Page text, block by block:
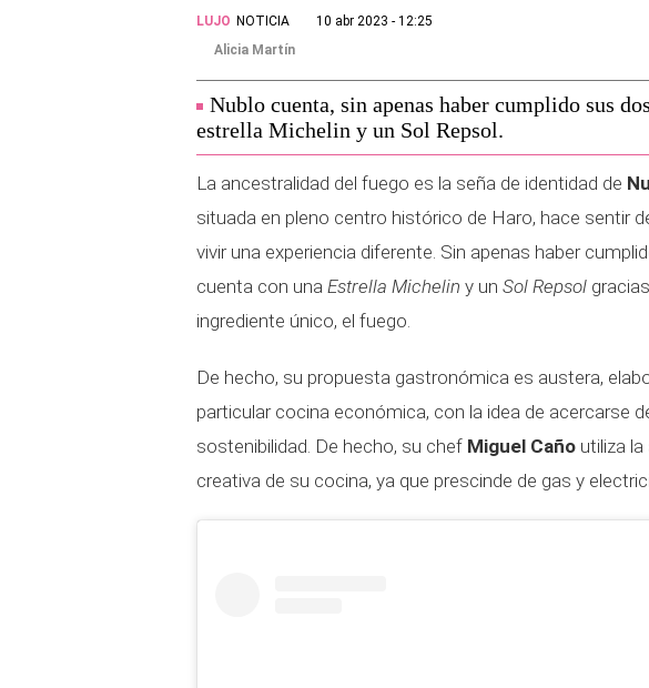
LUJO NOTICIA
10 abr 2023 - 12:25
Alicia Martín
Nublo cuenta, sin apenas haber cumplido sus
estrella Michelin y un Sol Repsol.
La ancestralidad del fuego es la seña de identidad de
situada en pleno centro histórico de Haro, hace sentir
vivir una experiencia diferente. Sin apenas haber
cuenta con una Estrella Michelin y un Sol Repsol
ingrediente único, el fuego.
De hecho, su propuesta gastronómica es austera,
particular cocina económica, con la idea de acercarse
sostenibilidad. De hecho, su chef Miguel Caño utiliza
creativa de su cocina, ya que prescinde de gas y